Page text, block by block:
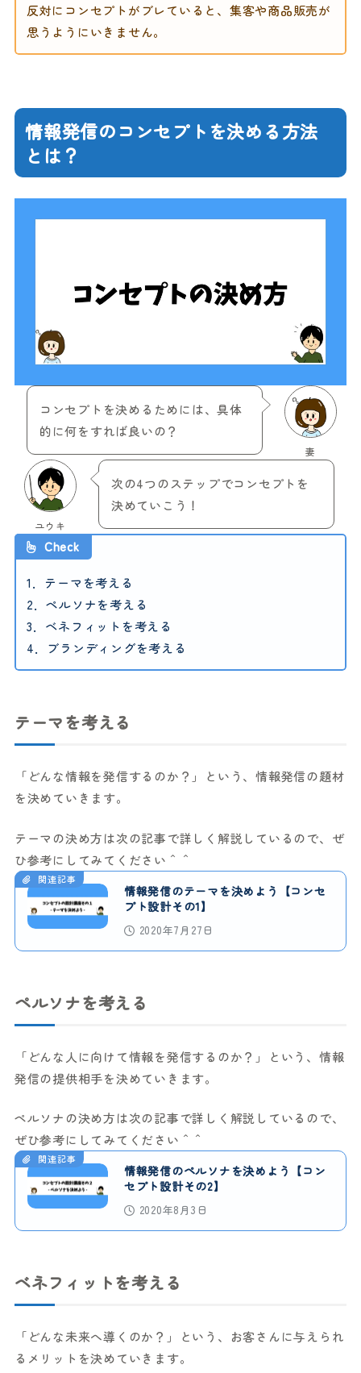
反対にコンセプトがブレていると、集客や商品販売が
思うようにいきません。
情報発信のコンセプトを決める方法
とは？
妻
コンセプトを決めるためには、具体
的に何をすれば良いの？
ユウキ
次の4つのステップでコンセプトを
決めていこう！
Check
1．テーマを考える
2．ペルソナを考える
3．ベネフィットを考える
4．ブランディングを考える
テーマを考える
「どんな情報を発信するのか？」という、情報発信の題材
を決めていきます。
テーマの決め方は次の記事で詳しく解説しているので、ぜ
ひ参考にしてみてください＾＾
関連記事
情報発信のテーマを決めよう【コンセ
プト設計その1】
2020年7月27日
ペルソナを考える
「どんな人に向けて情報を発信するのか？」という、情報
発信の提供相手を決めていきます。
ペルソナの決め方は次の記事で詳しく解説しているので、
ぜひ参考にしてみてください＾＾
関連記事
情報発信のペルソナを決めよう【コン
セプト設計その2】
2020年8月3日
ベネフィットを考える
「どんな未来へ導くのか？」という、お客さんに与えられ
るメリットを決めていきます。